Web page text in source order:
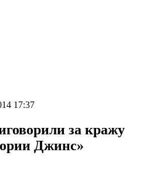
17:37
за кражу
Джинс»